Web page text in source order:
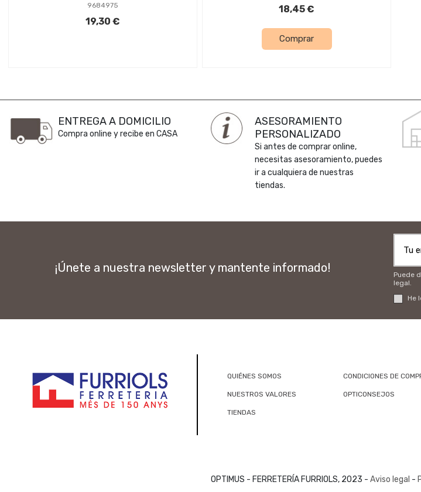
9684975
19,30 €
18,45 €
Comprar
ENTREGA A DOMICILIO
Compra online y recibe en CASA
ASESORAMIENTO
PERSONALIZADO
Si antes de comprar online,
necesitas asesoramiento, puedes
ir a cualquiera de nuestras
tiendas.
¡Únete a nuestra newsletter y mantente informado!
Puede
legal.
He
QUIÉNES SOMOS CONDICIONES DE
NUESTROS VALORES OPTICONSEJOS
TIENDAS
OPTIMUS - FERRETERÍA FURRIOLS, 2023 - Aviso legal -